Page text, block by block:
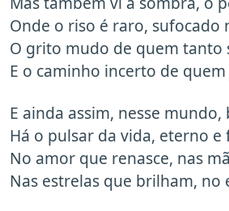
Onde o riso é raro, sufocado
O grito mudo de quem tanto
E o caminho incerto de
E ainda assim, nesse
Há o pulsar da vida, eterno e
No amor que renasce, nas
Nas estrelas que brilham, no